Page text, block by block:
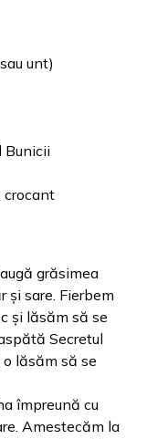
unt)
Bunicii
crocant
grăsimea
și sare. Fierbem
și lăsăm să se
Secretul
lăsăm să se
împreună cu
Amestecăm la